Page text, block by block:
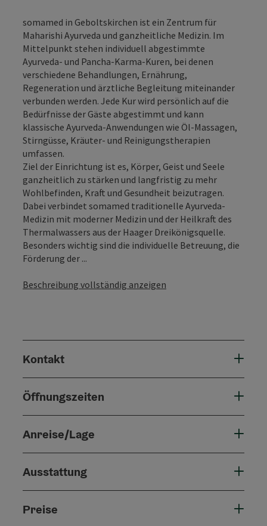
somamed in Geboltskirchen ist ein Zentrum für
Maharishi Ayurveda und ganzheitliche Medizin. Im
Mittelpunkt stehen individuell abgestimmte
Ayurveda- und Pancha-Karma-Kuren, bei denen
verschiedene Behandlungen, Ernährung,
Regeneration und ärztliche Begleitung miteinander
verbunden werden. Jede Kur wird persönlich auf die
Bedürfnisse der Gäste abgestimmt und kann
klassische Ayurveda-Anwendungen wie Öl-Massagen,
Stirngüsse, Kräuter- und Reinigungstherapien
umfassen.
Ziel der Einrichtung ist es, Körper, Geist und Seele
ganzheitlich zu stärken und langfristig zu mehr
Wohlbefinden, Kraft und Gesundheit beizutragen.
Dabei verbindet somamed traditionelle Ayurveda-
Medizin mit moderner Medizin und der Heilkraft des
Thermalwassers aus der Haager Dreikönigsquelle.
Besonders wichtig sind die individuelle Betreuung, die
Förderung der ...
Beschreibung vollständig anzeigen
Kontakt
Öffnungszeiten
Anreise/Lage
Ausstattung
Preise